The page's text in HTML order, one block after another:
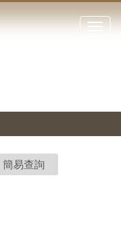
點
閉
站
停、
圖
圖
結
簡易查詢